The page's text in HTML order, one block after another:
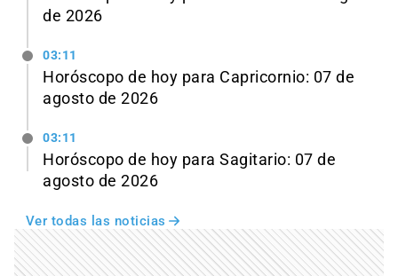
de 2026
03:11
Horóscopo de hoy para Capricornio: 07 de
agosto de 2026
03:11
Horóscopo de hoy para Sagitario: 07 de
agosto de 2026
Ver todas las noticias